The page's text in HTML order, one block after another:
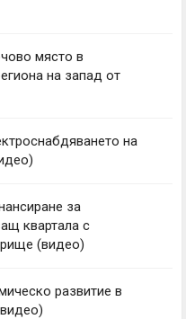
място в
на запад от
на
за
квартала с
(видео)
развитие в